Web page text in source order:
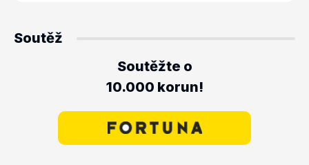
Soutěž
Soutěžte o
10.000 korun!